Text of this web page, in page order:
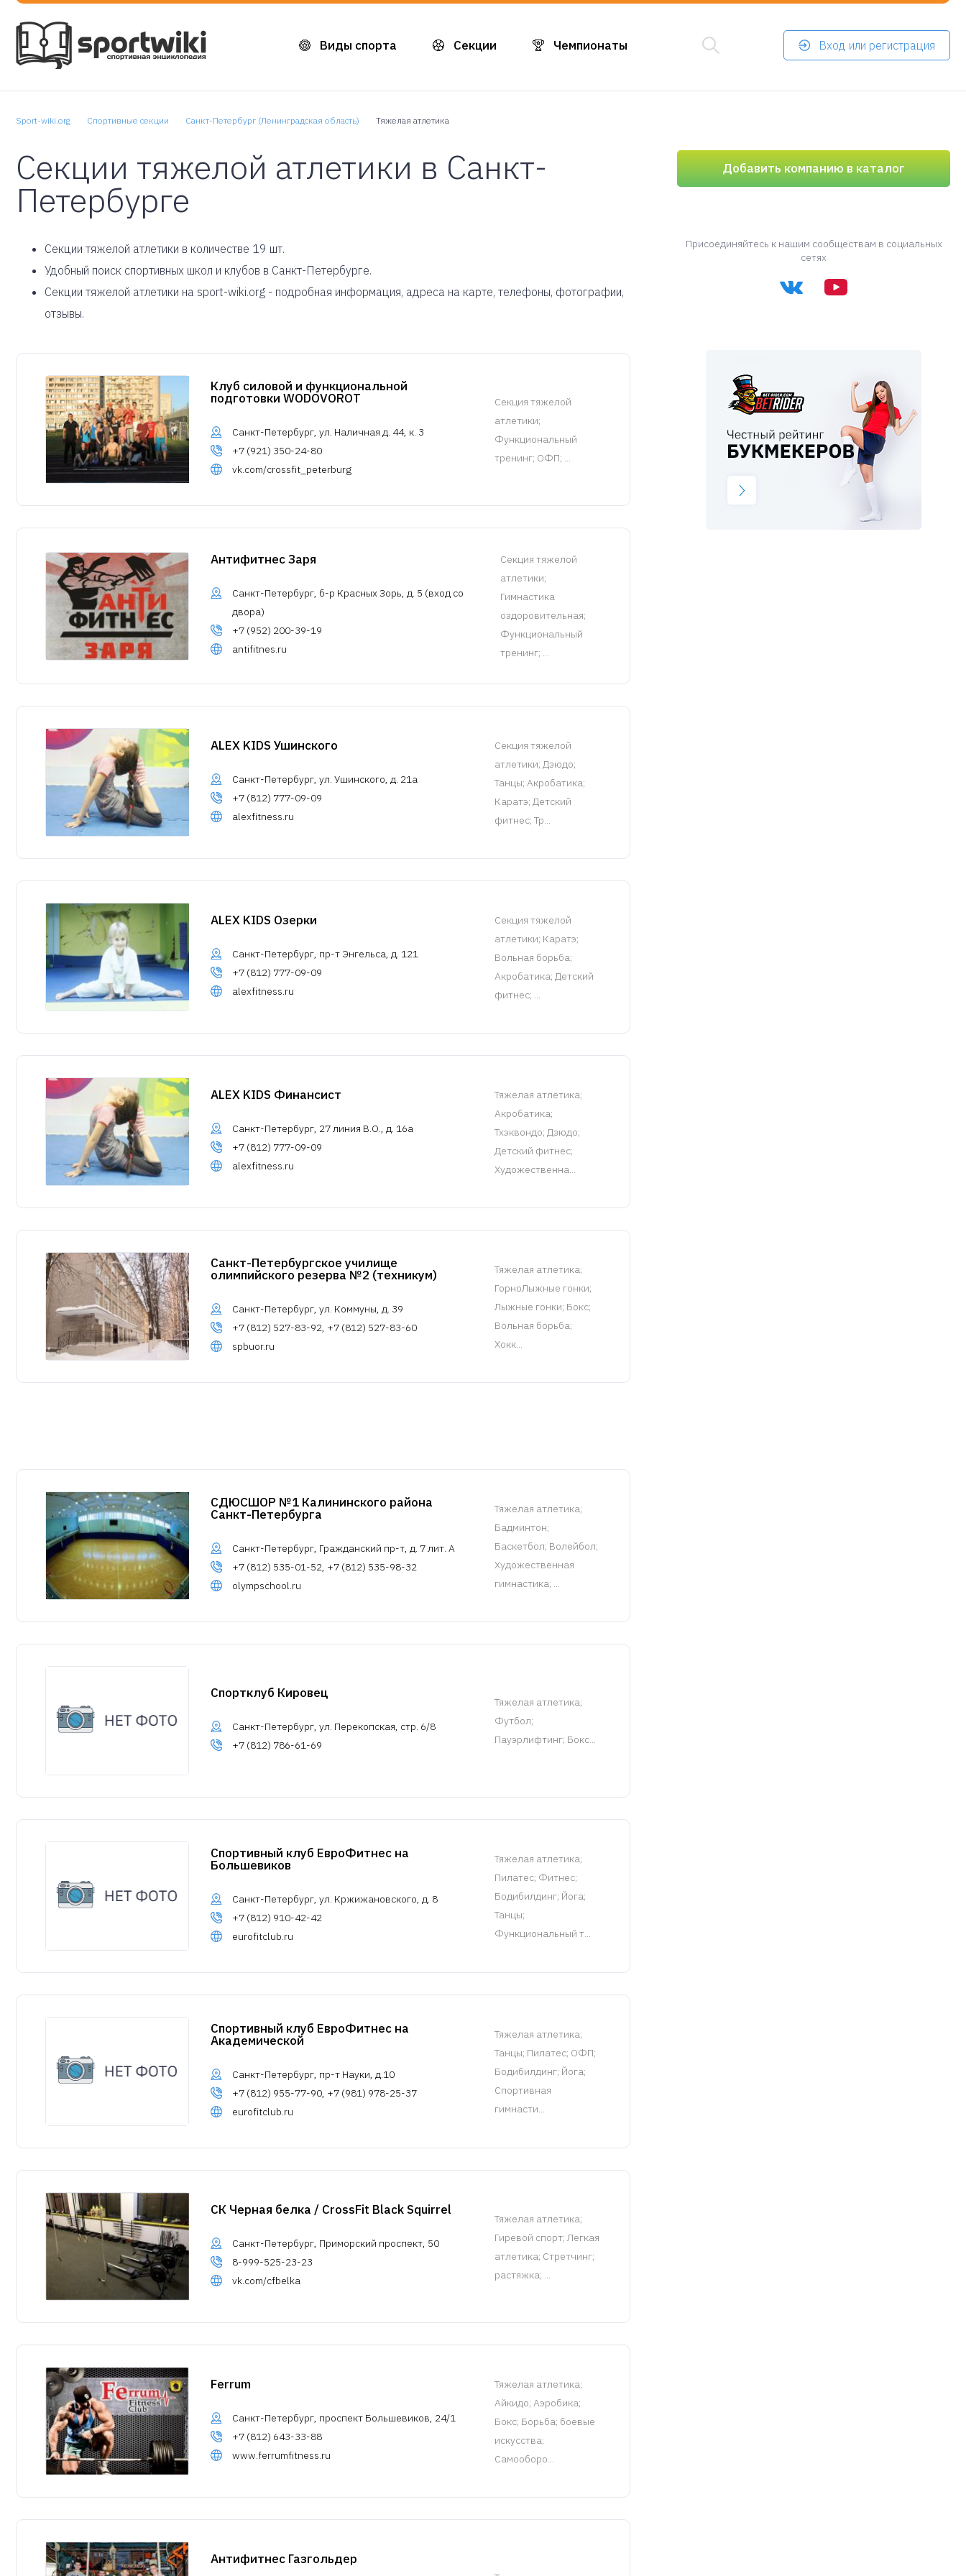
Виды спорта Секции Чемпионаты Вход или регистрация
Sport-wiki.org Спортивные секции Санкт-Петербург (Ленинградская область) Тяжелая атлетика
Секции тяжелой атлетики в Санкт-
Петербурге
Cекции тяжелой атлетики в количестве 19 шт.
Удобный поиск спортивных школ и клубов в Санкт-Петербурге.
Секции тяжелой атлетики на sport-wiki.org - подробная информация, адреса на карте, телефоны, фотографии,
отзывы.
Клуб силовой и функциональной
подготовки WODOVOROT
Санкт-Петербург, ул. Наличная д. 44, к. 3
+7 (921) 350-24-80
vk.com/crossfit_peterburg
Cекция тяжелой
атлетики;
Функциональный
тренинг; ОФП; ...
Антифитнес Заря
Санкт-Петербург, б-р Красных Зорь, д. 5 (вход со
двора)
+7 (952) 200-39-19
antifitnes.ru
Cекция тяжелой
атлетики;
Гимнастика
оздоровительная;
Функциональный
тренинг; ...
ALEX KIDS Ушинского
Санкт-Петербург, ул. Ушинского, д. 21а
+7 (812) 777-09-09
alexfitness.ru
Cекция тяжелой
атлетики; Дзюдо;
Танцы; Акробатика;
Каратэ; Детский
фитнес; Тр...
ALEX KIDS Озерки
Санкт-Петербург, пр-т Энгельса, д. 121
+7 (812) 777-09-09
alexfitness.ru
Cекция тяжелой
атлетики; Каратэ;
Вольная борьба;
Акробатика; Детский
фитнес; ...
ALEX KIDS Финансист
Санкт-Петербург, 27 линия В.О., д. 16а
+7 (812) 777-09-09
alexfitness.ru
Тяжелая атлетика;
Акробатика;
Тхэквондо; Дзюдо;
Детский фитнес;
Художественна...
Санкт-Петербургское училище
олимпийского резерва №2 (техникум)
Санкт-Петербург, ул. Коммуны, д. 39
+7 (812) 527-83-92, +7 (812) 527-83-60
spbuor.ru
Тяжелая атлетика;
ГорноЛыжные гонки;
Лыжные гонки; Бокс;
Вольная борьба;
Хокк...
СДЮСШОР №1 Калининского района
Санкт-Петербурга
Санкт-Петербург, Гражданский пр-т, д. 7 лит. А
+7 (812) 535-01-52, +7 (812) 535-98-32
olympschool.ru
Тяжелая атлетика;
Бадминтон;
Баскетбол; Волейбол;
Художественная
гимнастика; ...
Cпортклуб Кировец
Санкт-Петербург, ул. Перекопская, стр. 6/8
+7 (812) 786-61-69
Тяжелая атлетика;
Футбол;
Пауэрлифтинг; Бокс...
Спортивный клуб ЕвроФитнес на
Большевиков
Санкт-Петербург, ул. Кржижановского, д. 8
+7 (812) 910-42-42
eurofitclub.ru
Тяжелая атлетика;
Пилатес; Фитнес;
Бодибилдинг; Йога;
Танцы;
Функциональный т...
Спортивный клуб ЕвроФитнес на
Академической
Санкт-Петербург, пр-т Науки, д.10
+7 (812) 955-77-90, +7 (981) 978-25-37
eurofitclub.ru
Тяжелая атлетика;
Танцы; Пилатес; ОФП;
Бодибилдинг; Йога;
Спортивная
гимнасти...
СК Черная белка / CrossFit Black Squirrel
Санкт-Петербург, Приморский проспект, 50
8-999-525-23-23
vk.com/cfbelka
Тяжелая атлетика;
Гиревой спорт; Легкая
атлетика; Стретчинг;
растяжка; ...
Ferrum
Санкт-Петербург, проспект Большевиков, 24/1
+7 (812) 643-33-88
www.ferrumfitness.ru
Тяжелая атлетика;
Айкидо; Аэробика;
Бокс; Борьба; боевые
искусства;
Самооборо...
Антифитнес Газгольдер
Добавить компанию в каталог
Присоединяйтесь к нашим сообществам в социальных
сетях